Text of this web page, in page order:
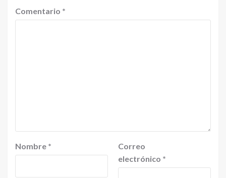
Comentario *
Nombre *
Correo
electrónico *